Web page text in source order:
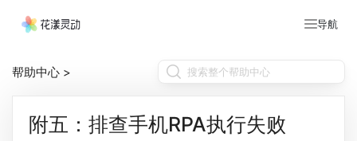
导航
帮助中心 >
附五：排查手机RPA执行失败